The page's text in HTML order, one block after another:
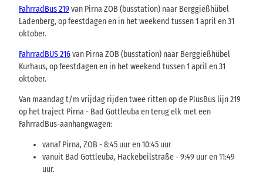
FahrradBus 219van Pirna ZOB (busstation) naar Berggießhübel
Ladenberg, op feestdagen en in het weekend tussen 1 april en 31
oktober.
FahrradBUS 216van Pirna ZOB (busstation) naar Berggießhübel
Kurhaus, op feestdagen en in het weekend tussen 1 april en 31
oktober.
Van maandag t/m vrijdag rijden twee ritten op de PlusBus lijn 219
op het traject Pirna - Bad Gottleuba en terug elk met een
FahrradBus-aanhangwagen:
vanaf Pirna, ZOB - 8:45 uur en 10:45 uur
vanuit Bad Gottleuba, Hackebeilstraße - 9:49 uur en 11:49
uur.